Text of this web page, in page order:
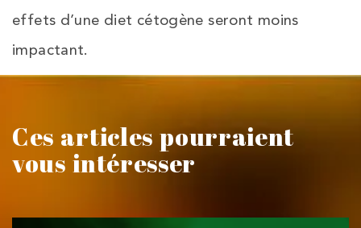
effets d’une diet cétogène seront moins
impactant.
Ces articles pourraient
vous intéresser